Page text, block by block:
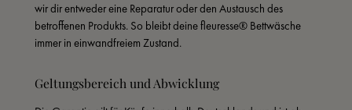
wir dir entweder eine Reparatur oder den Austausch des
betroffenen Produkts. So bleibt deine fleuresse® Bettwäsche
immer in einwandfreiem Zustand.
Geltungsbereich und Abwicklung